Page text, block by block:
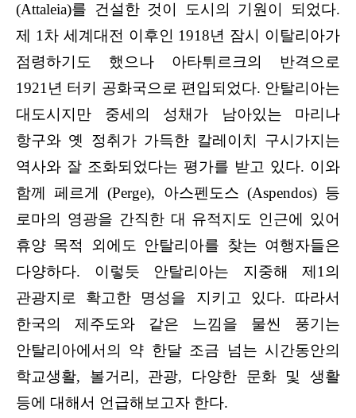
(Attaleia)를 건설한 것이 도시의 기원이 되었다.
제 1차 세계대전 이후인 1918년 잠시 이탈리아가
점령하기도 했으나 아타튀르크의 반격으로
1921년 터키 공화국으로 편입되었다. 안탈리아는
대도시지만 중세의 성채가 남아있는 마리나
항구와 옛 정취가 가득한 칼레이치 구시가지는
역사와 잘 조화되었다는 평가를 받고 있다. 이와
함께 페르게 (Perge), 아스펜도스 (Aspendos) 등
로마의 영광을 간직한 대 유적지도 인근에 있어
휴양 목적 외에도 안탈리아를 찾는 여행자들은
다양하다. 이렇듯 안탈리아는 지중해 제1의
관광지로 확고한 명성을 지키고 있다. 따라서
한국의 제주도와 같은 느낌을 물씬 풍기는
안탈리아에서의 약 한달 조금 넘는 시간동안의
학교생활, 볼거리, 관광, 다양한 문화 및 생활
등에 대해서 언급해보고자 한다.